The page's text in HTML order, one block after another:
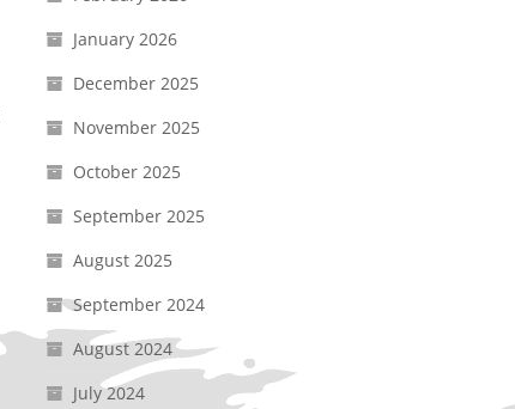
January 2026
December 2025
November 2025
October 2025
September 2025
August 2025
September 2024
August 2024
July 2024